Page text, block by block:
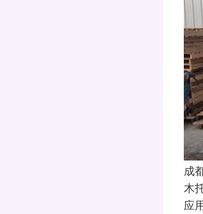
成
木
应